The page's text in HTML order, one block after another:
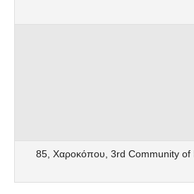
85, Χαροκόπου, 3rd Community of